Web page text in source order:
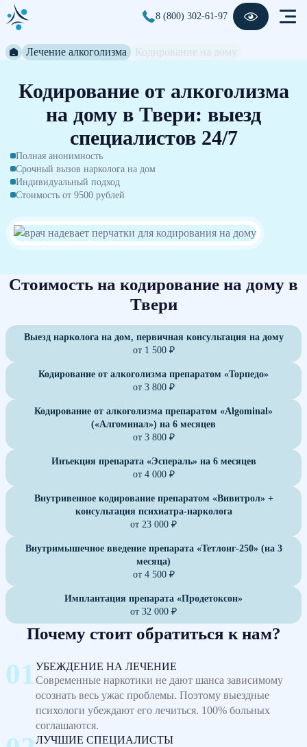
8 (800) 302-61-97
Лечение алкоголизма
Кодирование от алкоголизма
на дому в Твери: выезд
специалистов 24/7
Полная анонимность
Срочный вызов нарколога на дом
Индивидуальный подход
Стоимость от 9500 рублей
Стоимость на кодирование на дому в
Твери
Выезд нарколога на дом, первичная консультация на дому
от 1 500 ₽
Кодирование от алкоголизма препаратом «Торпедо»
от 3 800 ₽
Кодирование от алкоголизма препаратом «Algominal»
(«Алгоминал») на 6 месяцев
от 3 800 ₽
Инъекция препарата «Эспераль» на 6 месяцев
от 4 000 ₽
Внутривенное кодирование препаратом «Вивитрол» +
консультация психиатра-нарколога
от 23 000 ₽
Внутримышечное введение препарата «Тетлонг-250» (на 3
месяца)
от 4 500 ₽
Имплантация препарата «Продетоксон»
от 32 000 ₽
Почему стоит обратиться к нам?
УБЕЖДЕНИЕ НА ЛЕЧЕНИЕ
Современные наркотики не дают шанса зависимому
осознать весь ужас проблемы. Поэтому выездные
психологи убеждают его лечиться. 100% больных
соглашаются.
ЛУЧШИЕ СПЕЦИАЛИСТЫ